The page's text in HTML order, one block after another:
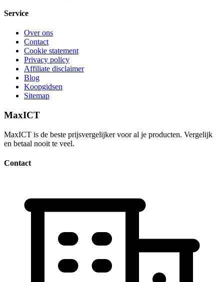
Service
Over ons
Contact
Cookie statement
Privacy policy
Affiliate disclaimer
Blog
Koopgidsen
Sitemap
MaxICT
MaxICT is de beste prijsvergelijker voor al je producten. Vergelijk
en betaal nooit te veel.
Contact